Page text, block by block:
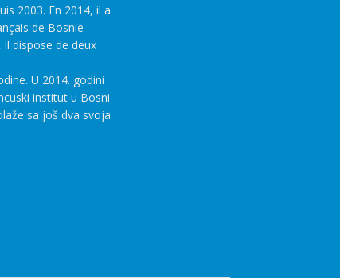
2003. En 2014, il a
de Bosnie-
il dispose de deux
U 2014. godini
institut u Bosni
sa još dva svoja